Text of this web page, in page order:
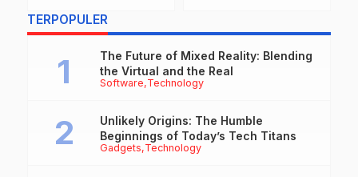
Publik
TERPOPULER
Software Technology
The Future of Mixed Reality: Blending
the Virtual and the Real
Gadgets Technology
Unlikely Origins: The Humble
Beginnings of Today’s Tech Titans